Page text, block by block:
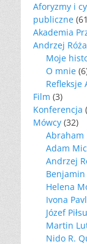
Aforyzmy i
publiczne
Akademia
Andrzej
Moje
O mnie
Refleksje
Film (3)
Konferencja
Mówcy (32)
Abraham
Adam
Andrzej
Helena
Ivona
Józef
Martin
Nido R.